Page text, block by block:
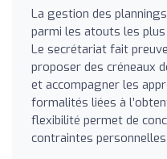
La gestion des
parmi les atouts les
Le secrétariat fait
proposer des créneaux
et accompagner les
formalités liées à
flexibilité permet de
contraintes